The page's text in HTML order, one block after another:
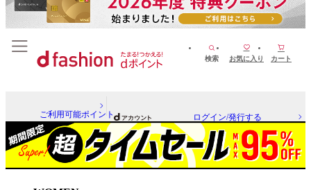
検索 お気に入り カート
ご利用可能ポイント ログイン/発行する